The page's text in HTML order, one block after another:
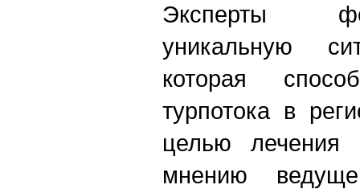
Эксперты
уникальную
которая
турпотока в
целью лечения
мнению